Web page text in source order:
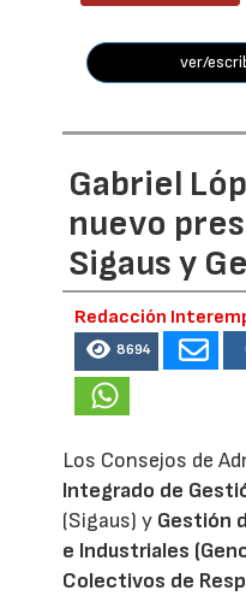
ver/
Gabriel
nuevo
Sigaus y
Redacción
8694
Los Consejos de
Integrado de
(Sigaus) y Gestión
e Industriales
Colectivos de